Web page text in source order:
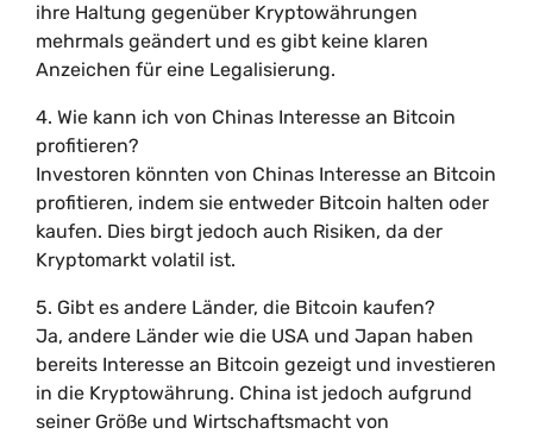
ihre Haltung gegenüber Kryptowährungen
mehrmals geändert und es gibt keine klaren
Anzeichen für eine Legalisierung.
4. Wie kann ich von Chinas Interesse an Bitcoin
profitieren?
Investoren könnten von Chinas Interesse an Bitcoin
profitieren, indem sie entweder Bitcoin halten oder
kaufen. Dies birgt jedoch auch Risiken, da der
Kryptomarkt volatil ist.
5. Gibt es andere Länder, die Bitcoin kaufen?
Ja, andere Länder wie die USA und Japan haben
bereits Interesse an Bitcoin gezeigt und investieren
in die Kryptowährung. China ist jedoch aufgrund
seiner Größe und Wirtschaftsmacht von